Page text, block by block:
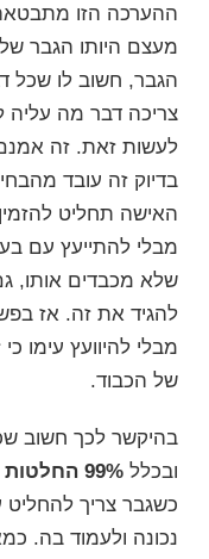
ההערכה הזו
מעצם היותו הגבר
הגבר, חשוב לו שכל
צריכה דבר מה עליה
לעשות זאת. זה
בדיוק זה עובד
האישה תחליט
מבלי להתייעץ עם
שלא מכבדים אותו,
להגיד את זה. אז
מבלי להיוועץ עימו
של הכבוד.
בהיקשר לכך חשוב
ובכלל 99% החלטות תמיד צריך לקבל מהר
כשגבר צריך להחליט
נכונה ולעמוד בה.